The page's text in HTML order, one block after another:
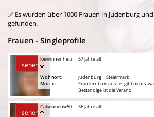
✅ Es wurden über 1000 Frauen in Judenburg
gefunden.
Frauen - Singleprofile
sehen
loewinnenherz
Wohnort:
Motto:
57 Jahre alt
Judenburg | Steiermark
Frau lernt nie aus...es gibt nichts,
Beständige ist die Veränd
sehen
Catwomenw50 56 Jahre alt